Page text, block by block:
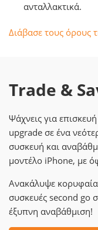
ανταλλακτικά.
Διάβασε τους όρους
Trade &
Ψάχνεις για
upgrade σε ένα
συσκευή και
μοντέλο iPhone, με
Ανακάλυψε
συσκευές second go
έξυπνη αναβάθμιση!